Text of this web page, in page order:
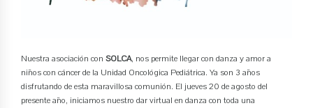
Nuestra asociación con SOLCA, nos permite llegar con danza y amor a
niños con cáncer de la Unidad Oncológica Pediátrica. Ya son 3 años
disfrutando de esta maravillosa comunión. El jueves 20 de agosto del
presente año, iniciamos nuestro dar virtual en danza con toda una